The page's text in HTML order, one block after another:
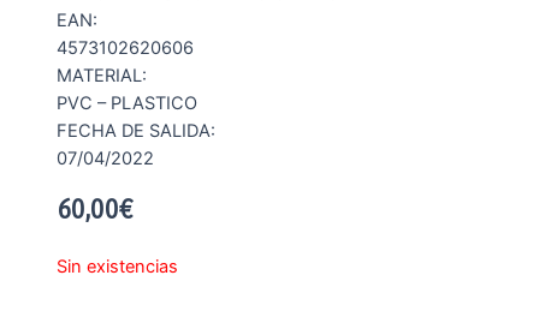
EAN:
4573102620606
MATERIAL:
PVC – PLASTICO
FECHA DE SALIDA:
07/04/2022
60,00€
Sin existencias